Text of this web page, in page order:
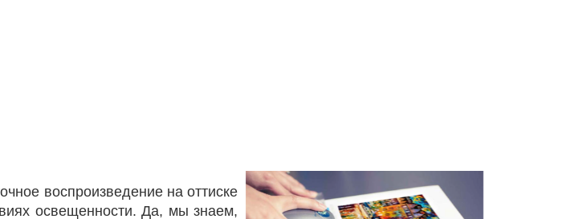
воспроизведение на оттиске
освещенности. Да, мы знаем,